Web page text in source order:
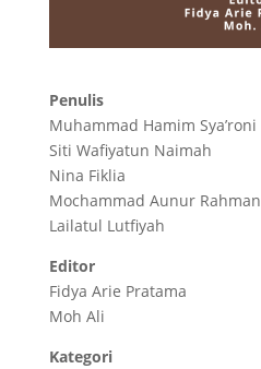
Penulis
Muhammad Hamim Sya’roni
Siti Wafiyatun Naimah
Nina Fiklia
Mochammad Aunur Rahman
Lailatul Lutfiyah
Editor
Fidya Arie Pratama
Moh Ali
Kategori